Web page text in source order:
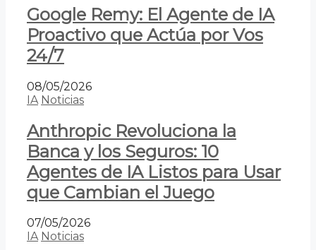
Google Remy: El Agente de IA
Proactivo que Actúa por Vos
24/7
08/05/2026
IA Noticias
Anthropic Revoluciona la
Banca y los Seguros: 10
Agentes de IA Listos para Usar
que Cambian el Juego
07/05/2026
IA Noticias